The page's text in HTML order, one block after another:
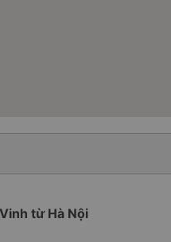
từ Hà Nội